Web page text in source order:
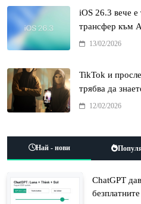
iOS 26.3 вече е
трансфер към
13/02/2026
TikTok и
трябва да
12/02/2026
Най - нови
ChatGPT